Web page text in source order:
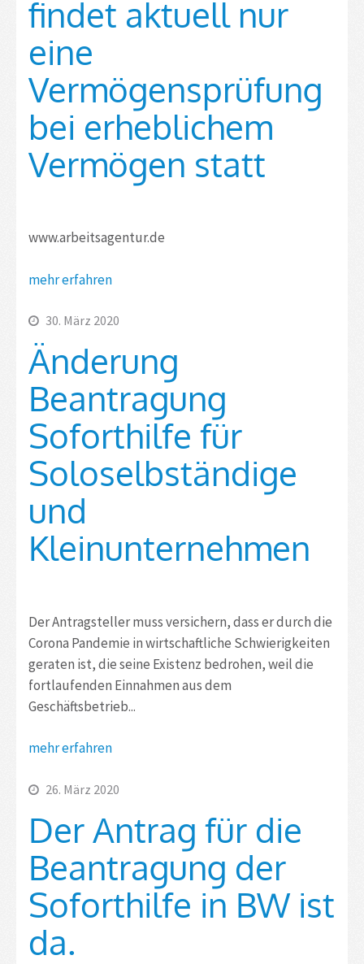
findet aktuell nur
eine
Vermögensprüfung
bei erheblichem
Vermögen statt
www.arbeitsagentur.de
mehr erfahren
30. März 2020
Änderung
Beantragung
Soforthilfe für
Soloselbständige
und
Kleinunternehmen
Der Antragsteller muss versichern, dass er durch die
Corona Pandemie in wirtschaftliche Schwierigkeiten
geraten ist, die seine Existenz bedrohen, weil die
fortlaufenden Einnahmen aus dem
Geschäftsbetrieb...
mehr erfahren
26. März 2020
Der Antrag für die
Beantragung der
Soforthilfe in BW ist
da.